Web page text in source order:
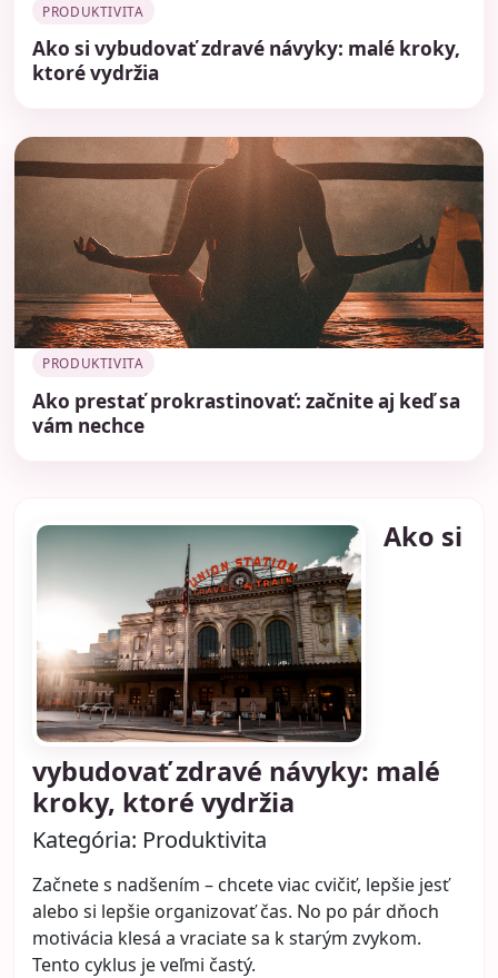
PRODUKTIVITA
Ako si vybudovať zdravé návyky: malé kroky,
ktoré vydržia
PRODUKTIVITA
Ako prestať prokrastinovať: začnite aj keď sa
vám nechce
Ako si
vybudovať zdravé návyky: malé
kroky, ktoré vydržia
Kategória: Produktivita
Začnete s nadšením – chcete viac cvičiť, lepšie jesť
alebo si lepšie organizovať čas. No po pár dňoch
motivácia klesá a vraciate sa k starým zvykom.
Tento cyklus je veľmi častý.